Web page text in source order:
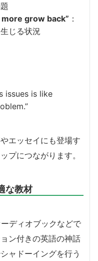
grow back” ：
じる状況
issues is like
エッセイにも登場す
プにつながります。
な教材
ディオブックなどで
ン付きの英語の神話
ャドーイングを行う